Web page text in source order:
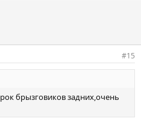
#15
брызговиков задних,очень